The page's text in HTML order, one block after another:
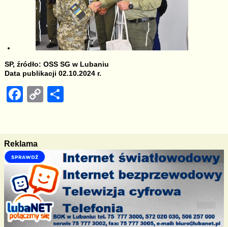
SP, źródło: OSS SG w Lubaniu
Data publikacji 02.10.2024 r.
F
e
b
o
o
k
C
Li
n
k
Reklama